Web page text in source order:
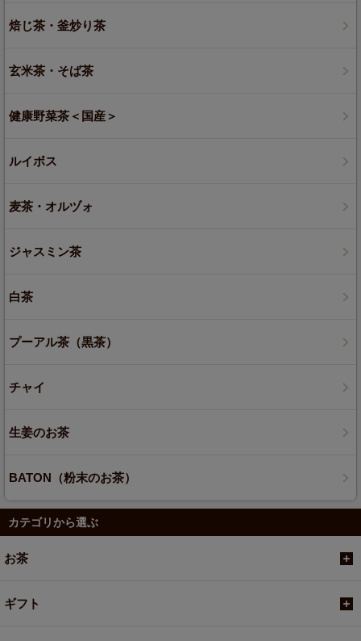
焙じ茶・釜炒り茶
玄米茶・そば茶
健康野菜茶＜国産＞
ルイボス
麦茶・オルヅォ
ジャスミン茶
白茶
プーアル茶（黒茶）
チャイ
生姜のお茶
BATON（粉末のお茶）
カテゴリから選ぶ
お茶
ギフト